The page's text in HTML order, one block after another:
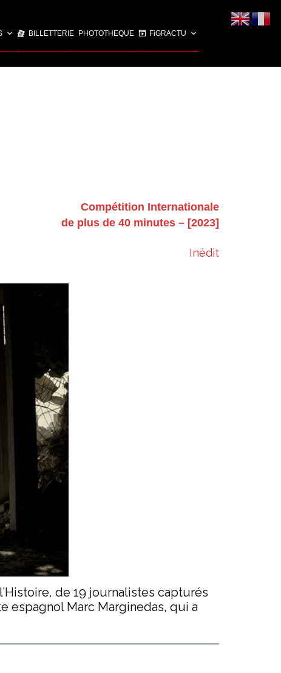
BILLETTERIE PHOTOTHEQUE FiGRACTU
Compétition Internationale
de plus de 40 minutes – [2023]
Inédit
de 19 journalistes capturés
espagnol Marc Marginedas, qui a